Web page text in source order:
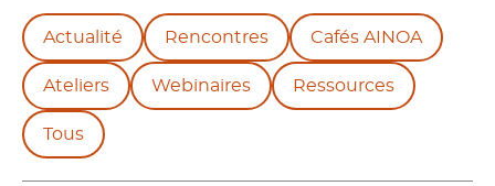
Actualité Rencontres Cafés AINOA
Ateliers Webinaires Ressources
Tous